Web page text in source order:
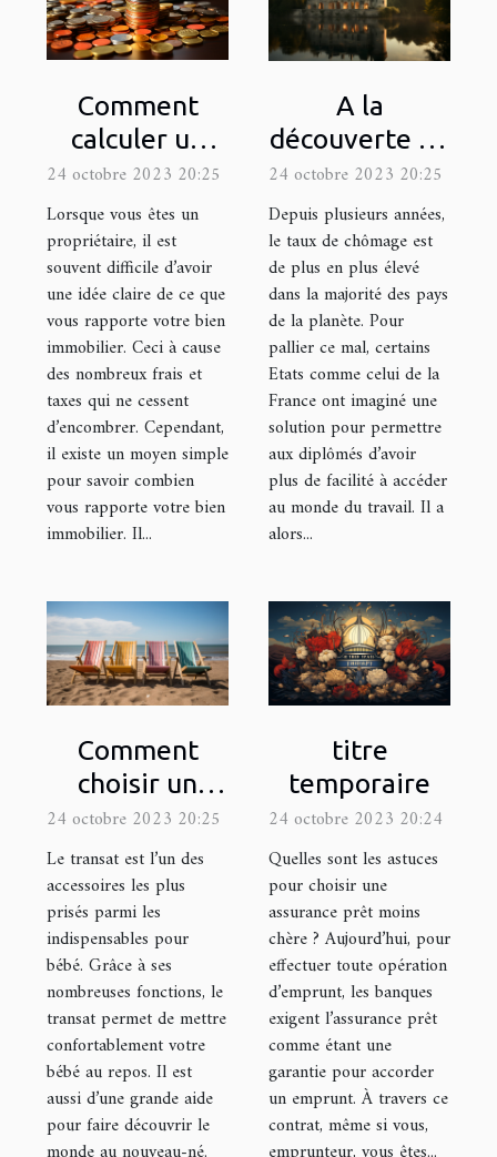
Comment
calculer un
rendement
locatif ?
24 octobre 2023 20:25
Lorsque vous êtes un
propriétaire, il est
souvent difficile d’avoir
une idée claire de ce que
vous rapporte votre bien
immobilier. Ceci à cause
des nombreux frais et
taxes qui ne cessent
d’encombrer. Cependant,
il existe un moyen simple
pour savoir combien
vous rapporte votre bien
immobilier. Il...
A la
découverte du
site
loiretcher.com
24 octobre 2023 20:25
Depuis plusieurs années,
le taux de chômage est
de plus en plus élevé
dans la majorité des pays
de la planète. Pour
pallier ce mal, certains
Etats comme celui de la
France ont imaginé une
solution pour permettre
aux diplômés d’avoir
plus de facilité à accéder
au monde du travail. Il a
alors...
Comment
choisir un
transat ?
24 octobre 2023 20:25
Le transat est l’un des
accessoires les plus
prisés parmi les
indispensables pour
bébé. Grâce à ses
nombreuses fonctions, le
transat permet de mettre
confortablement votre
bébé au repos. Il est
aussi d’une grande aide
pour faire découvrir le
titre
temporaire
24 octobre 2023 20:24
Quelles sont les astuces
pour choisir une
assurance prêt moins
chère ? Aujourd’hui, pour
effectuer toute opération
d’emprunt, les banques
exigent l’assurance prêt
comme étant une
garantie pour accorder
un emprunt. À travers ce
contrat, même si vous,